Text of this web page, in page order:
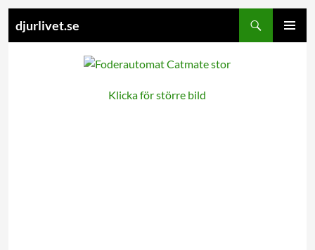
djurlivet.se
Klicka för större bild